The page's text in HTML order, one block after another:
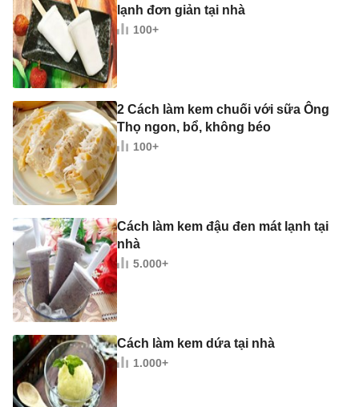
lạnh đơn giản tại nhà
100+
2 Cách làm kem chuối với sữa Ông
Thọ ngon, bổ, không béo
100+
Cách làm kem đậu đen mát lạnh tại
nhà
5.000+
Cách làm kem dứa tại nhà
1.000+